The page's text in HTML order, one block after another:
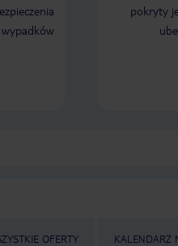
pokryty
OFERTY KALENDARZ